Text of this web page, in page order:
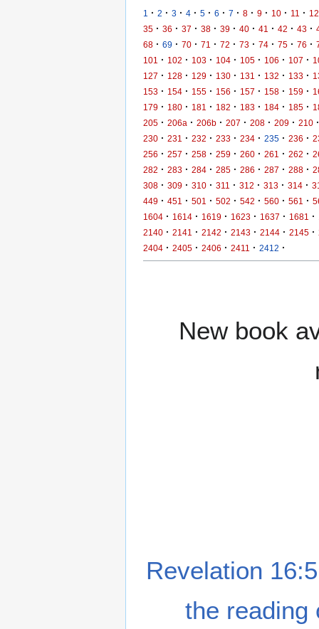
1 · 2 · 3 · 4 · 5 · 6 · 7 · 8 · 9 · 10 · 11 · 12
35 · 36 · 37 · 38 · 39 · 40 · 41 · 42 · 43 ·
68 · 69 · 70 · 71 · 72 · 73 · 74 · 75 · 76 ·
101
· 102 · 103 · 104 · 105 · 106 · 107 ·
127 · 128 · 129 · 130 · 131 · 132 · 133 ·
153 · 154 · 155 · 156 · 157 · 158 · 159 ·
179 · 180 · 181 · 182 · 183 · 184 · 185 ·
205 · 206a · 206b · 207 · 208 · 209 · 210 ·
230 · 231 · 232 · 233 · 234 · 235 · 236 ·
256 · 257 · 258 · 259 · 260 · 261 · 262 ·
282 · 283 · 284 · 285 · 286 · 287 · 288 ·
308 · 309 · 310 · 311 · 312 · 313 · 314 ·
449 · 451 · 501 · 502 · 542 · 560 · 561 ·
1604 · 1614 · 1619 · 1623 · 1637 · 1681 ·
2140 · 2141 · 2142 · 2143 · 2144 · 2145 ·
2404 · 2405 · 2406 · 2411 · 2412 ·
New book
Revelation
the reading